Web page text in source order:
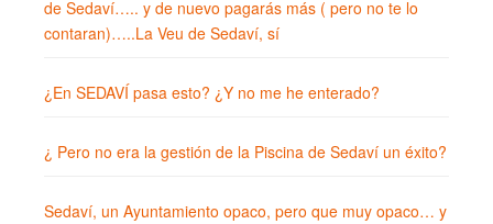
de Sedaví….. y de nuevo pagarás más ( pero no te lo
contaran)…..La Veu de Sedaví, sí
¿En SEDAVÍ pasa esto? ¿Y no me he enterado?
¿ Pero no era la gestión de la Piscina de Sedaví un éxito?
Sedaví, un Ayuntamiento opaco, pero que muy opaco… y